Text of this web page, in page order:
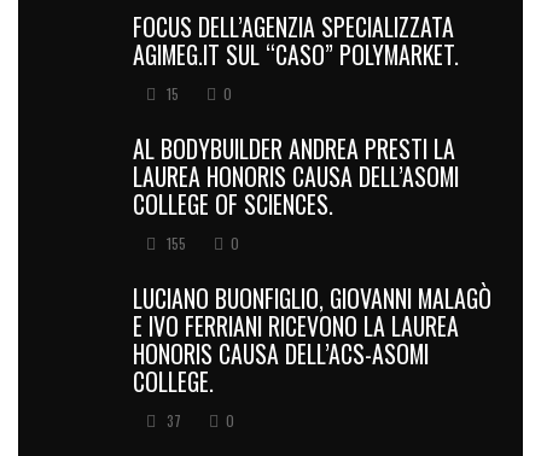
FOCUS DELL’AGENZIA SPECIALIZZATA
AGIMEG.IT SUL “CASO” POLYMARKET.
15 0
AL BODYBUILDER ANDREA PRESTI LA
LAUREA HONORIS CAUSA DELL’ASOMI
COLLEGE OF SCIENCES.
155 0
LUCIANO BUONFIGLIO, GIOVANNI MALAGÒ
E IVO FERRIANI RICEVONO LA LAUREA
HONORIS CAUSA DELL’ACS-ASOMI
COLLEGE.
37 0